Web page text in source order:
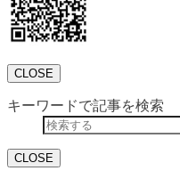
CLOSE
キーワードで記事を検索
CLOSE